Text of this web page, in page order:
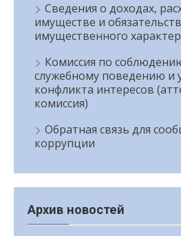
Сведения о доходах,
имуществе и
имущественного
Комиссия по
служебному поведению и
конфликта интересов
комиссия)
Обратная связь для
коррупции
Архив новостей